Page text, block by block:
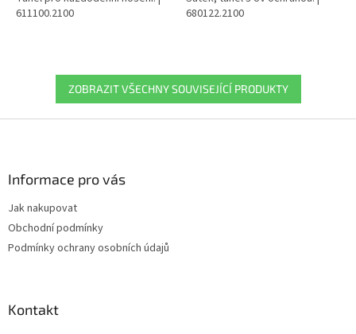
611100.2100
680122.2100
ZOBRAZIT VŠECHNY SOUVISEJÍCÍ PRODUKTY
Informace pro vás
Jak nakupovat
Obchodní podmínky
Podmínky ochrany osobních údajů
Kontakt